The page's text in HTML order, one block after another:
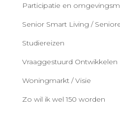
Participatie en
Senior Smart Living /
Studiereizen
Vraaggestuurd Ontwikkelen
Woningmarkt / Visie
Zo wil ik wel 150 worden